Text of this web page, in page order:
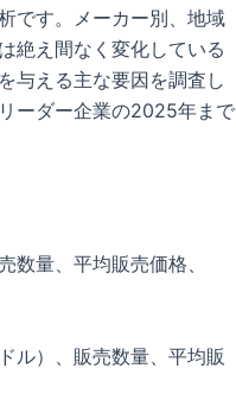
です。メーカー別、地域
絶え間なく変化している
与える主な要因を調査し
ーダー企業の2025年まで
量、平均販売価格、
ル）、販売数量、平均販